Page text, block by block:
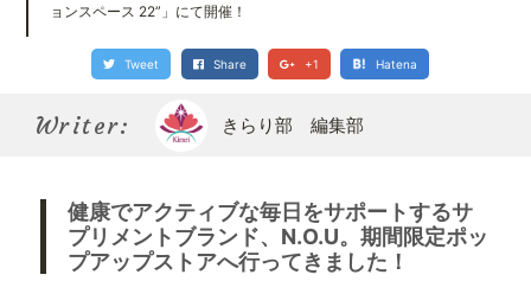
ョンスペース 22”」にて開催！
Tweet Share +1 Hatena
Writer: きらり部 編集部
健康でアクティブな毎日をサポートするサ
プリメントブランド、N.O.U。期間限定ポッ
プアップストアへ行ってきました！